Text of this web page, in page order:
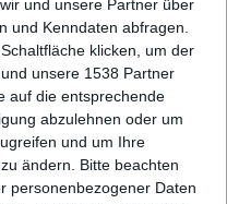
und unsere Partner über
und Kenndaten abfragen.
klicken, um der
unsere 1538 Partner
auf die entsprechende
abzulehnen oder um
und um Ihre
ändern.
Bitte beachten
personenbezogener Daten